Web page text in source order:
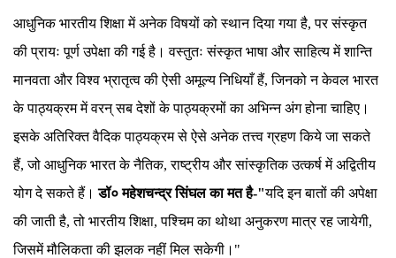
आधुनिक भारतीय शिक्षा में अनेक विषयों को स्थान दिया गया है, पर संस्कृत
की प्रायः पूर्ण उपेक्षा की गई है। वस्तुतः संस्कृत भाषा और साहित्य में शान्ति
मानवता और विश्व भ्रातृत्व की ऐसी अमूल्य निधियाँ हैं, जिनको न केवल भारत
के पाठ्यक्रम में वरन् सब देशों के पाठ्यक्रमों का अभिन्न अंग होना चाहिए।
इसके अतिरिक्त वैदिक पाठ्यक्रम से ऐसे अनेक तत्त्व ग्रहण किये जा सकते
हैं, जो आधुनिक भारत के नैतिक, राष्ट्रीय और सांस्कृतिक उत्कर्ष में अद्वितीय
योग दे सकते हैं।डॉ० महेशचन्द्र सिंघल का मत है-"यदि इन बातों की अपेक्षा
की जाती है, तो भारतीय शिक्षा, पश्चिम का थोथा अनुकरण मात्र रह जायेगी,
जिसमें मौलिकता की झलक नहीं मिल सकेगी।"